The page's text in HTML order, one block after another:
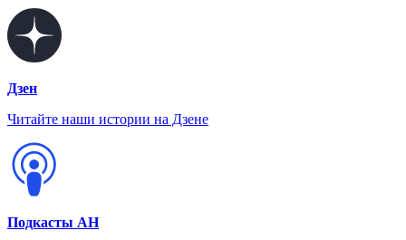
Дзен
Читайте наши истории на Дзене
Подкасты АН